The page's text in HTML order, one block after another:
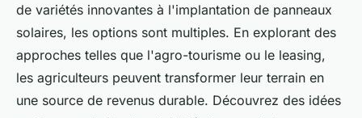
de variétés innovantes à l'implantation de panneaux
solaires, les options sont multiples. En explorant des
approches telles que l'agro-tourisme ou le leasing,
les agriculteurs peuvent transformer leur terrain en
une source de revenus durable. Découvrez des idées